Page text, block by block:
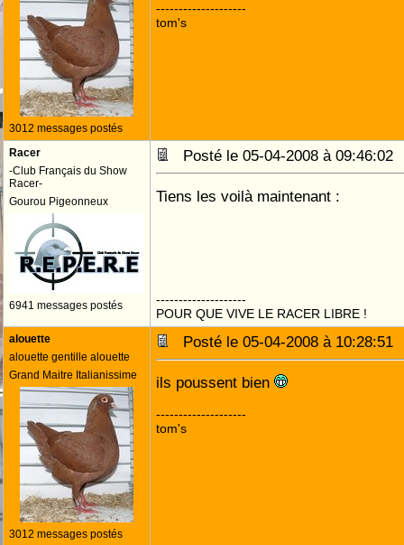
3012 messages postés
--------------------
tom's
Racer
-Club Français du Show
Racer-
Gourou Pigeonneux
6941 messages postés
Posté le 05-04-2008 à
Tiens les voilà maintenant :
--------------------
POUR QUE VIVE LE RACER LIBRE !
alouette
alouette gentille alouette
Grand Maitre Italianissime
3012 messages postés
Posté le 05-04-2008 à
ils poussent bien
--------------------
tom's